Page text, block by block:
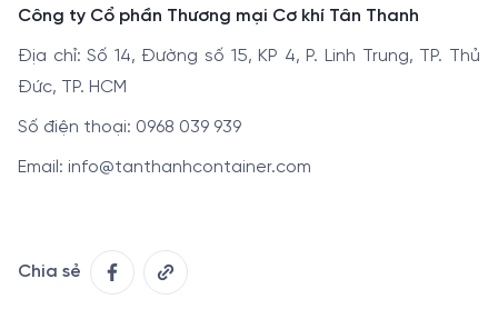
Công ty Cổ phần Thương mại Cơ khí Tân Thanh
Địa chỉ: Số 14, Đường số 15, KP 4, P. Linh Trung, TP. Thủ
Đức, TP. HCM
Số điện thoại: 0968 039 939
Email: info@tanthanhcontainer.com
Chia sẻ